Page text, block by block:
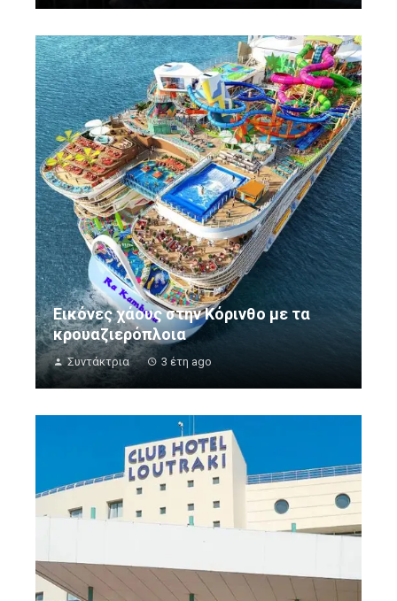
Εικόνες χάους στην Κόρινθο με τα
κρουαζιερόπλοια
Συντάκτρια 3 έτη ago